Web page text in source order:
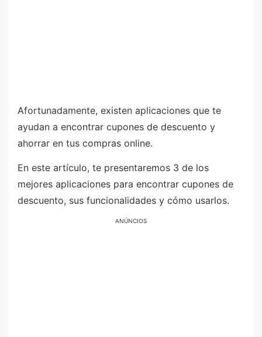
Afortunadamente, existen aplicaciones que te
ayudan a encontrar cupones de descuento y
ahorrar en tus compras online.
En este artículo, te presentaremos 3 de los
mejores aplicaciones para encontrar cupones de
descuento, sus funcionalidades y cómo usarlos.
ANÚNCIOS